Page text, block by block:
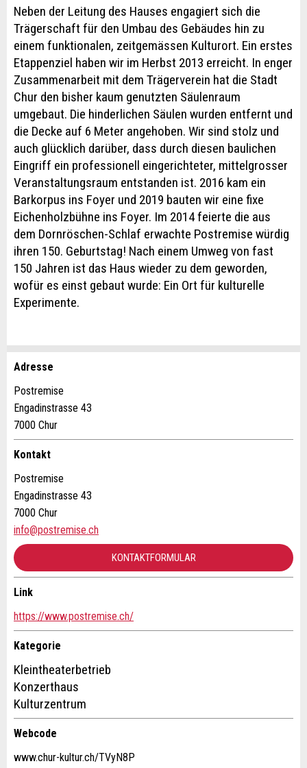
Neben der Leitung des Hauses engagiert sich die
Trägerschaft für den Umbau des Gebäudes hin zu
einem funktionalen, zeitgemässen Kulturort. Ein erstes
Etappenziel haben wir im Herbst 2013 erreicht. In enger
Zusammenarbeit mit dem Trägerverein hat die Stadt
Chur den bisher kaum genutzten Säulenraum
umgebaut. Die hinderlichen Säulen wurden entfernt und
die Decke auf 6 Meter angehoben. Wir sind stolz und
auch glücklich darüber, dass durch diesen baulichen
Eingriff ein professionell eingerichteter, mittelgrosser
Veranstaltungsraum entstanden ist. 2016 kam ein
Barkorpus ins Foyer und 2019 bauten wir eine fixe
Eichenholzbühne ins Foyer. Im 2014 feierte die aus
dem Dornröschen-Schlaf erwachte Postremise würdig
ihren 150. Geburtstag! Nach einem Umweg von fast
150 Jahren ist das Haus wieder zu dem geworden,
wofür es einst gebaut wurde: Ein Ort für kulturelle
Experimente.
Anzeige beanstanden
Ihr Feedback wird sehr geschätzt!
Allgemeines Feedback
Anzeige nicht mehr gültig
Anzeige unvollständig
Nachricht
* Eingabe erforderlich
Anzeige weiterempfehlen
Empfehlen Sie diese Anzeige an Freunde weiter.
* Eingabe erforderlich
ANZEIGE WEITEREMPFEHLEN
Schliessen
Adresse
Postremise
Engadinstrasse 43
7000 Chur
Kontakt
Postremise
Engadinstrasse 43
7000 Chur
info@postremise.ch
KONTAKTFORMULAR
Kontakt
Verfassen Sie eine Nachricht für die Kontaktpersonen dieser
Link
https://www.postremise.ch/
Kategorie
Kleintheaterbetrieb
Konzerthaus
Kulturzentrum
Webcode
www.chur-kultur.ch/TVyN8P